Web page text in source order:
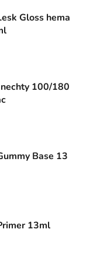
Gloss hema
100/180
Base 13
13ml